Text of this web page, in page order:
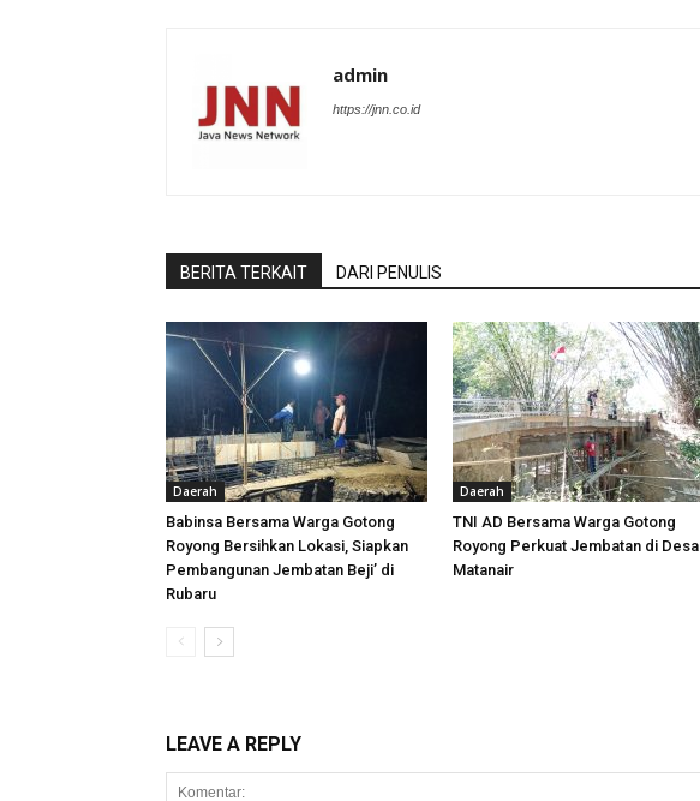
admin
https://jnn.co.id
BERITA TERKAIT DARI PENULIS
Daerah
Babinsa Bersama Warga Gotong
Royong Bersihkan Lokasi, Siapkan
Pembangunan Jembatan Beji’ di
Rubaru
Daerah
TNI AD Bersama Warga Gotong
Royong Perkuat Jembatan di Desa
Matanair
LEAVE A REPLY